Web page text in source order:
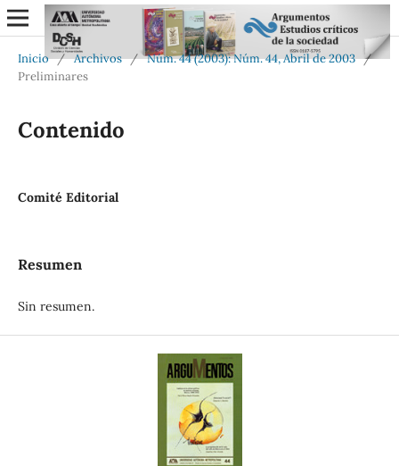
Inicio / Archivos / Núm. 44 (2003): Núm. 44, Abril de 2003 /
Preliminares
Contenido
Comité Editorial
Resumen
Sin resumen.